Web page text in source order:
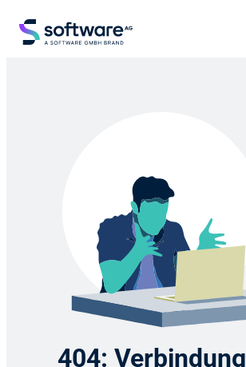
404: Verbindung